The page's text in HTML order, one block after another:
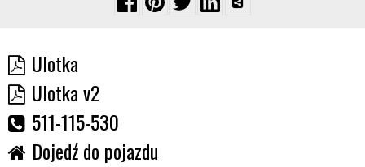
Ulotka
Ulotka v2
511-115-530
Dojedź do pojazdu